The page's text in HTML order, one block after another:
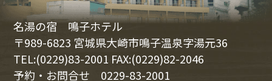
名湯の宿 鳴子ホテル
〒989-6823 宮城県大崎市鳴子温泉字湯元36
TEL:(0229)83-2001 FAX:(0229)82-2046
予約・お問合せ 0229-83-2001